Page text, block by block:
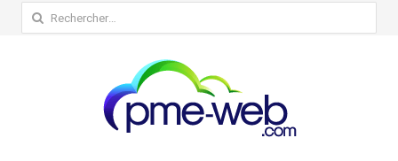
Rechercher :